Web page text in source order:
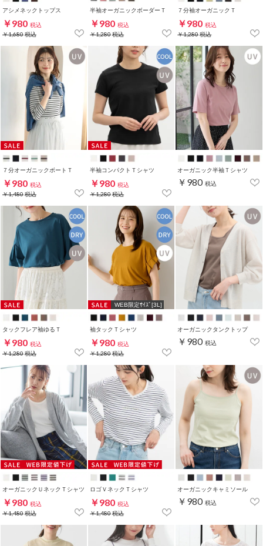
アシメネックトップス
￥980 税込
￥1,680税込
半袖オーガニックボーダーＴ
￥980 税込
￥1,280税込
７分袖オーガニックＴ
￥980 税込
￥1,280税込
７分オーガニックボートＴ
￥980 税込
￥1,480税込
半袖コンパクトＴシャツ
￥980 税込
￥1,280税込
オーガニック半袖Ｔシャツ
￥980 税込
タックフレア袖ゆるＴ
￥980 税込
￥1,280税込
WEB限定ｻｲｽﾞ[3L]
袖タックＴシャツ
￥980 税込
￥1,280税込
オーガニックタンクトップ
￥980 税込
オーガニックＵネックＴシャツ
￥980 税込
￥1,480税込
ロゴＶネックＴシャツ
￥980 税込
￥1,480税込
オーガニックキャミソール
￥980 税込